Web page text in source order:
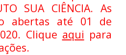
SUA CIÊNCIA. As
abertas até 01 de
Clique aqui para